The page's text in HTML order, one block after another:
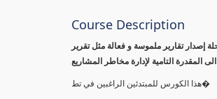
Course Description
إصدار تقارير ملموسة و فعالة مثل تقرير
هذا الكورس للمبتدئين الراغبين في تط�